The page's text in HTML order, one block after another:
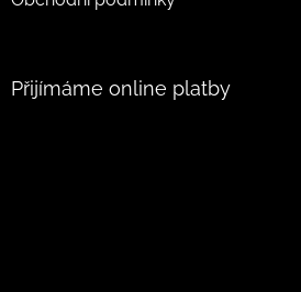
Přijímáme online platby